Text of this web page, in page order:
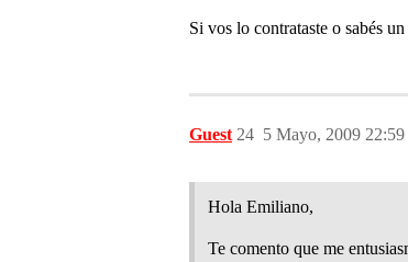
Si vos lo contrataste o sabés
Guest 5 Mayo, 2009 22:59
24
Hola Emiliano,
Te comento que me